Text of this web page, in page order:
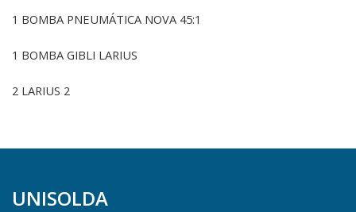
1 BOMBA PNEUMÁTICA NOVA 45:1
1 BOMBA GIBLI LARIUS
2 LARIUS 2
UNISOLDA